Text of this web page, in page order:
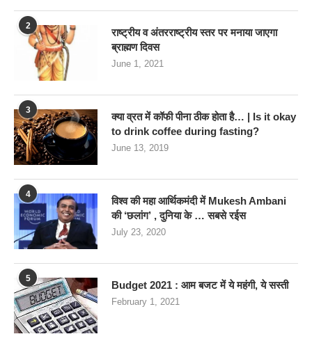
2
राष्ट्रीय व अंतरराष्ट्रीय स्तर पर मनाया जाएगा
ब्राह्मण दिवस
June 1, 2021
3
क्या व्रत में कॉफी पीना ठीक होता है… | Is it okay
to drink coffee during fasting?
June 13, 2019
4
विश्व की महा आर्थिकमंदी में Mukesh Ambani
की ‘छलांग’ , दुनिया के … सबसे रईस
July 23, 2020
5
Budget 2021 : आम बजट में ये महंगी, ये सस्‍ती
February 1, 2021